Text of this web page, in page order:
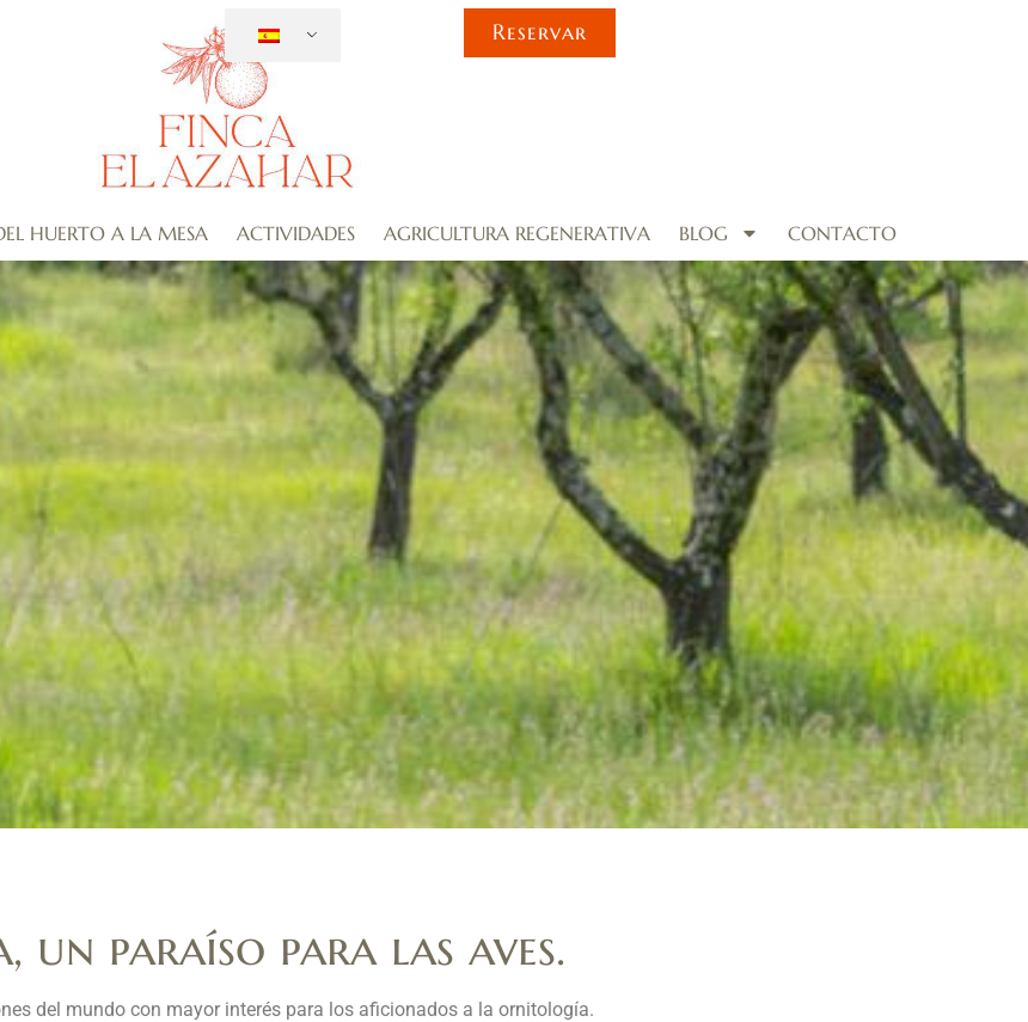
Reservar
HUERTO A LA MESA ACTIVIDADES AGRICULTURA REGENERATIVA BLOG CONTACTO
un paraíso para las aves.
del mundo con mayor interés para los aficionados a la ornitología.